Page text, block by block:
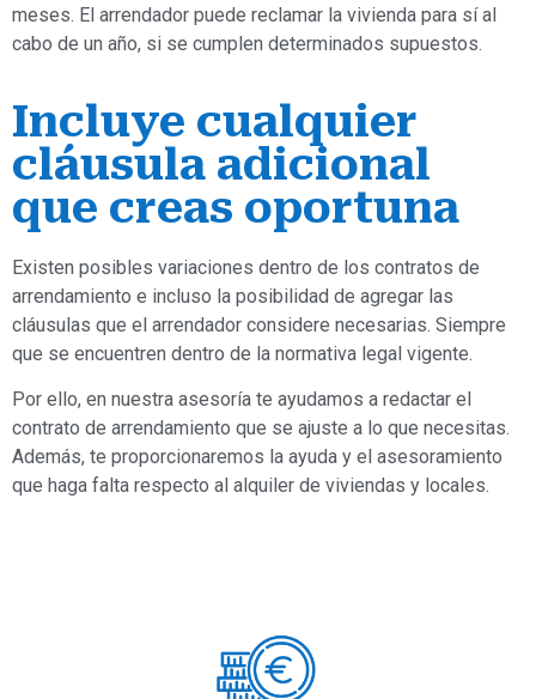
meses. El arrendador puede reclamar la vivienda para sí al
cabo de un año, si se cumplen determinados supuestos.
Incluye cualquier
cláusula adicional
que creas oportuna
Existen posibles variaciones dentro de los contratos de
arrendamiento e incluso la posibilidad de agregar las
cláusulas que el arrendador considere necesarias. Siempre
que se encuentren dentro de la normativa legal vigente.
Por ello, en nuestra asesoría te ayudamos a redactar el
contrato de arrendamiento que se ajuste a lo que necesitas.
Además, te proporcionaremos la ayuda y el asesoramiento
que haga falta respecto al alquiler de viviendas y locales.